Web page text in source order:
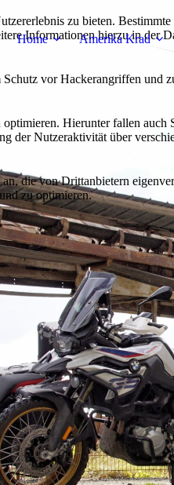
Home Amerika Krad
zu bieten.
Informationen hierzu in der
vor Hackerangriffen und
Hierunter fallen
der Nutzeraktivität über
die von Drittanbietern
zu optimieren.